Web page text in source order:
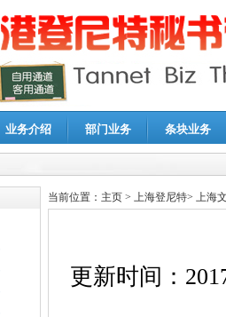
业务介绍 部门业务 条块业务
汇算清缴申报鉴证
当前位置： 主页 > 上海登尼特> 上海
更新时间：